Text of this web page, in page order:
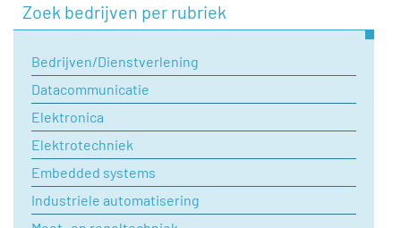
Zoek bedrijven per rubriek
Bedrijven/Dienstverlening
Datacommunicatie
Elektronica
Elektrotechniek
Embedded systems
Industriele automatisering